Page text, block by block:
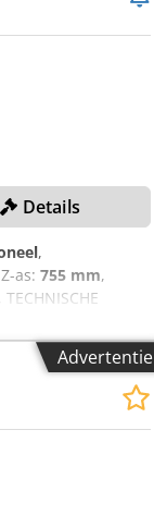
Details
,
as: 755 mm,
, TECHNISCHE
mm Z-as
800 mm
2.280 mm
met 36
met intuïtieve
Indexeerassen,
Automatische
Advertentie